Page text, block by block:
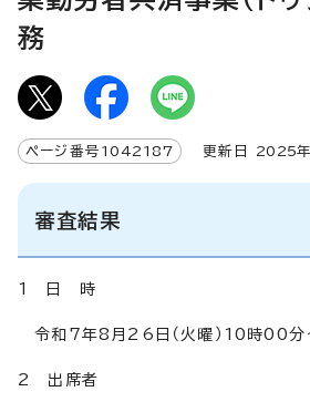
務
ページ番号 1042187 更新日 2025
審査結果
1 日 時
令和7年8月26日（火曜）10時00
2 出席者